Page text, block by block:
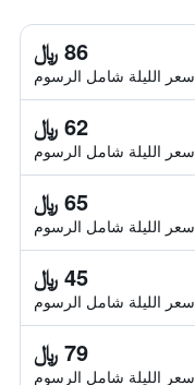
86 ﷼
سعر الليلة شامل الرسوم
62 ﷼
سعر الليلة شامل الرسوم
65 ﷼
سعر الليلة شامل الرسوم
45 ﷼
سعر الليلة شامل الرسوم
79 ﷼
سعر الليلة شامل الرسوم